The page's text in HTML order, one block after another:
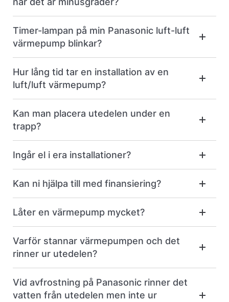
Timer-lampan på min Panasonic luft-luft
värmepump blinkar?
Hur lång tid tar en installation av en
luft/luft värmepump?
Kan man placera utedelen under en
trapp?
Ingår el i era installationer?
Kan ni hjälpa till med finansiering?
Låter en värmepump mycket?
Varför stannar värmepumpen och det
rinner ur utedelen?
Vid avfrostning på Panasonic rinner det
vatten från utedelen men inte ur